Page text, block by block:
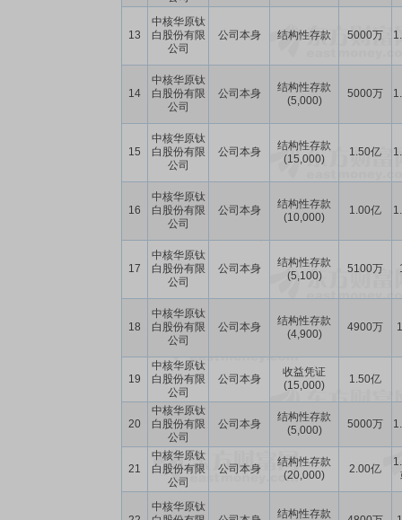
13
中核华原钛
白股份有限
公司
公司本身 结构性存款 5000万
14
中核华原钛
白股份有限
公司
公司本身
结构性存款
(5,000)
5000万
15
中核华原钛
白股份有限
公司
公司本身
结构性存款
(15,000)
1.50亿
16
中核华原钛
白股份有限
公司
公司本身
结构性存款
(10,000)
1.00亿
17
中核华原钛
白股份有限
公司
公司本身
结构性存款
(5,100)
5100万
18
中核华原钛
白股份有限
公司
公司本身
结构性存款
(4,900)
4900万
19
中核华原钛
白股份有限
公司
公司本身
收益凭证
(15,000)
1.50亿
20
中核华原钛
白股份有限
公司
公司本身
结构性存款
(5,000)
5000万
21
中核华原钛
白股份有限
公司
公司本身
结构性存款
(20,000)
2.00亿
中核华原钛
结构性存款